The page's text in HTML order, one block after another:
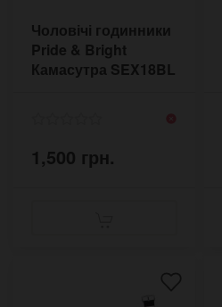
Чоловічі годинники
Pride & Bright
Камасутра SEX18BL
1,500 грн.